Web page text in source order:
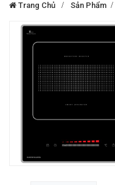
Trang Chủ Sản Phẩm